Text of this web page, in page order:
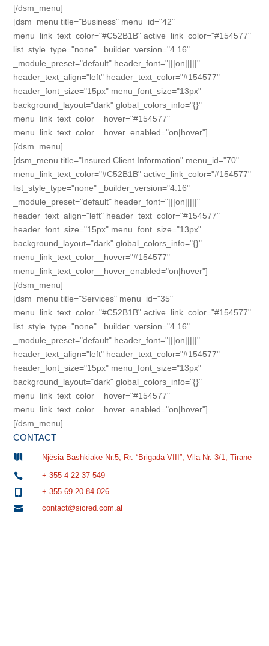
[/dsm_menu]
[dsm_menu title="Business" menu_id="42"
menu_link_text_color="#C52B1B" active_link_color="#154577"
list_style_type="none" _builder_version="4.16"
_module_preset="default" header_font="|||on|||||"
header_text_align="left" header_text_color="#154577"
header_font_size="15px" menu_font_size="13px"
background_layout="dark" global_colors_info="{}"
menu_link_text_color__hover="#154577"
menu_link_text_color__hover_enabled="on|hover"]
[/dsm_menu]
[dsm_menu title="Insured Client Information" menu_id="70"
menu_link_text_color="#C52B1B" active_link_color="#154577"
list_style_type="none" _builder_version="4.16"
_module_preset="default" header_font="|||on|||||"
header_text_align="left" header_text_color="#154577"
header_font_size="15px" menu_font_size="13px"
background_layout="dark" global_colors_info="{}"
menu_link_text_color__hover="#154577"
menu_link_text_color__hover_enabled="on|hover"]
[/dsm_menu]
[dsm_menu title="Services" menu_id="35"
menu_link_text_color="#C52B1B" active_link_color="#154577"
list_style_type="none" _builder_version="4.16"
_module_preset="default" header_font="|||on|||||"
header_text_align="left" header_text_color="#154577"
header_font_size="15px" menu_font_size="13px"
background_layout="dark" global_colors_info="{}"
menu_link_text_color__hover="#154577"
menu_link_text_color__hover_enabled="on|hover"]
[/dsm_menu]
CONTACT
 Njësia Bashkiake Nr.5, Rr. “Brigada VIII”, Vila Nr. 3/1, Tiranë

+ 355 4 22 37 549
+ 355 69 20 84 026

contact@sicred.com.al